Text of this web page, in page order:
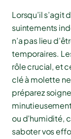
Lorsqu’il s’agit
suintements
n’a pas lieu
temporaires.
rôle crucial, et
clé à molette
préparez
ou d’humidité,
saboter vos